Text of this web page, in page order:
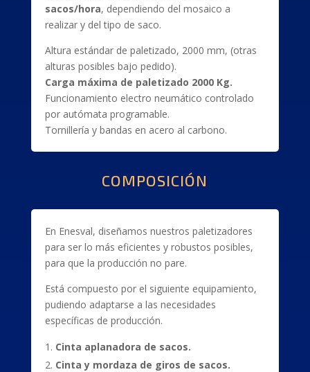
sacos/hora, dependiendo del mosaico a
realizar y del tipo de saco.
Altura estándar de paletizado, 2000 mm, (otras
alturas posibles bajo pedido).
Carga máxima de paletizado 2000 Kg.
Funcionamiento electro neumático controlado
por autómata programable.
Tornillería y bandas en acero al carbono.
COMPOSICIÓN
En Enesval, diseñamos nuestros paletizadores
para ser lo más eficientes y robustos posibles,
para que la producción no pare.
Está compuesto por el siguiente equipamiento,
pudiendo adaptarse a las necesidades
específicas de producción.
Cinta aplanadora de sacos.
Cinta y mordaza de giros de sacos.